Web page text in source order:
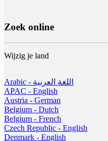
Zoek online
Wijzig je land
Arabic - اللغة العربية
APAC - English
Austria - German
Belgium - Dutch
Belgium - French
Czech Republic - English
Denmark - English